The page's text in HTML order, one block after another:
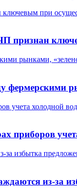
при
признан
рынками,
фермерскими
учета
приборов
избытка
из-за